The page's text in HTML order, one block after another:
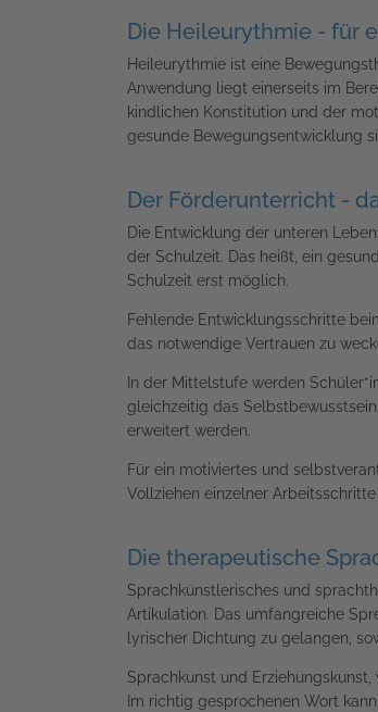
Die Heileurythmie - für
Heileurythmie ist eine
Anwendung liegt einerseits im
kindlichen Konstitution und der
gesunde Bewegungsentwicklung
Der Förderunterricht -
Die Entwicklung der unteren
der Schulzeit. Das heißt, ein
Schulzeit erst möglich.
Fehlende Entwicklungsschritte
das notwendige Vertrauen zu
In der Mittelstufe werden
gleichzeitig das
erweitert werden.
Für ein motiviertes und
Vollziehen einzelner
Die therapeutische
Sprachkünstlerisches und
Artikulation. Das umfangreiche
lyrischer Dichtung zu gelangen,
Sprachkunst und
Im richtig gesprochenen Wort